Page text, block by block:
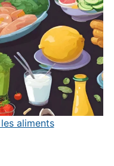
aliments